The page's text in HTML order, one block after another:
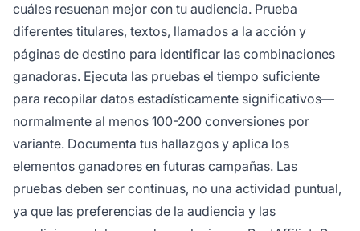
cuáles resuenan mejor con tu audiencia. Prueba
diferentes titulares, textos, llamados a la acción y
páginas de destino para identificar las combinaciones
ganadoras. Ejecuta las pruebas el tiempo suficiente
para recopilar datos estadísticamente significativos—
normalmente al menos 100-200 conversiones por
variante. Documenta tus hallazgos y aplica los
elementos ganadores en futuras campañas. Las
pruebas deben ser continuas, no una actividad puntual,
ya que las preferencias de la audiencia y las